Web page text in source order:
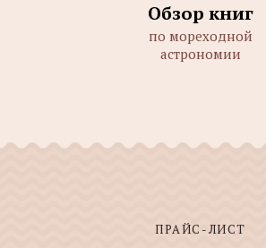
Обзор книг
по мореходной
астрономии
ПРАЙС-ЛИСТ